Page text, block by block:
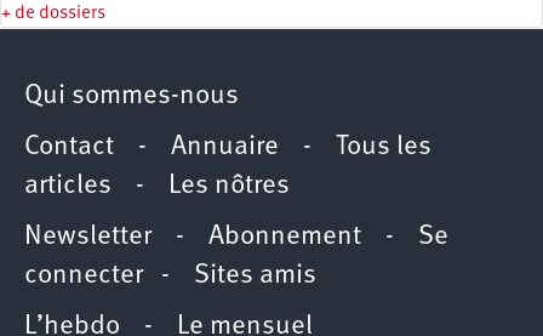
+ de dossiers
Qui sommes-nous
Contact - Annuaire -
Tous les
articles - Les nôtres
Newsletter- Abonnement - Se
connecter- Sites amis
L’hebdo - Le mensuel